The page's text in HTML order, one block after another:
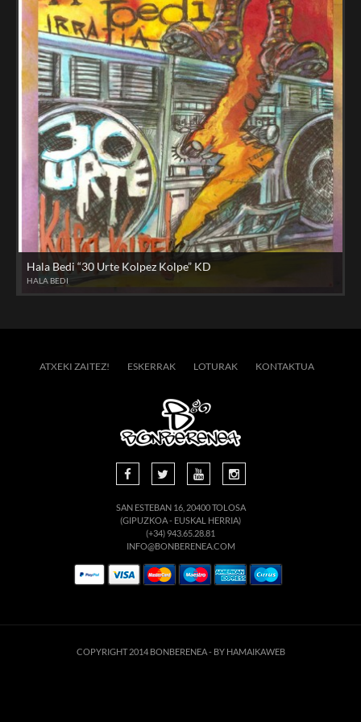
Hala Bedi “30 Urte Kolpez Kolpe” KD
HALA BEDI
ATXEKI ZAITEZ! ESKERRAK LOTURAK KONTAKTUA
SAN ESTEBAN 16, 20400 TOLOSA
(GIPUZKOA - EUSKAL HERRIA)
(+34) 943.65.28.81
INFO@BONBERENEA.COM
COPYRIGHT 2014 BONBERENEA - BY HAMAIKAWEB